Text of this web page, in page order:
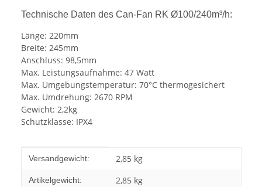
Technische Daten des Can-Fan RK Ø100/240m³/h:
Länge: 220mm
Breite: 245mm
Anschluss: 98,5mm
Max. Leistungsaufnahme: 47 Watt
Max. Umgebungstemperatur: 70°C thermogesichert
Max. Umdrehung: 2670 RPM
Gewicht: 2,2kg
Schutzklasse: IPX4
Produkteigenschaft
Wert
Versandgewicht: 2,85 kg
Artikelgewicht: 2,85 kg